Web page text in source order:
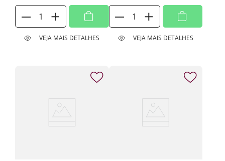
VEJA MAIS DETALHES VEJA MAIS DETALHES